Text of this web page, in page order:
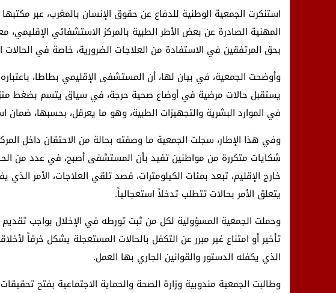
استنكرت الجمعية الوطنية للدفاع عن حقوق الإنسان بالمغرب، عبر
المهنية الصادرة عن بعض الأطر الطبية بالمركز الاستشفائي
بحق المرتفقين في الاستفادة من العلاجات الضرورية، خاصة في الحالات
وأوضحت الجمعية، في بيان لها، أن المستشفى الإقليمي بطاطا،
يستقبل حالات مرضية في أوضاع صحية حرجة، في سياق يتسم بضغط
في الموارد البشرية والتجهيزات الطبية، وهو ما يعرقل، بحسبها،
وفي هذا الإطار، سجلت الجمعية ما وصفته بحالة من الاحتقان داخل
شكايات متكررة من مواطنين تفيد بأن المستشفى أصبح، في عدد من
خارج الإقليم، تبعد بمئات الكيلومترات، قصد تلقي العلاجات، الأمر
يتعلق الأمر بحالات تتطلب تدخلاً استعجالياً.
وحملت الجمعية المسؤولية لكل من ثبت تورطه في الإخلال بواجب تقديم
تأخير أو امتناع غير مبرر عن التكفل بالحالات المستعجلة يشكل خرقاً
الذي يكفله الدستور والقوانين الجاري بها العمل.
وطالبت الجمعية مندوبية وزارة الصحة والحماية الاجتماعية بفتح